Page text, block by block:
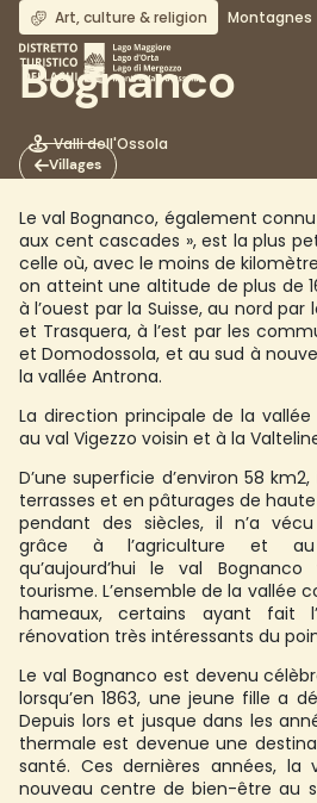
Aller
au
contenu
principal
Villages
Art, culture & religion Montagnes
Bognanco
Valli dell'Ossola
Le val Bognanco, également
aux cent cascades », est la plus
celle où, avec le moins de
on atteint une altitude de plus de
à l’ouest par la Suisse, au nord
et Trasquera, à l’est par les
et Domodossola, et au sud à
la vallée Antrona.
La direction principale de la
au val Vigezzo voisin et à la
D’une superficie d’environ 58
terrasses et en pâturages de
pendant des siècles, il n’a
grâce à l’agriculture et au
qu’aujourd’hui le val
tourisme. L’ensemble de la vallée
hameaux, certains ayant fait
rénovation très intéressants du
Le val Bognanco est devenu
lorsqu’en 1863, une jeune fille a
Depuis lors et jusque dans les
thermale est devenue une
santé. Ces dernières années, la
nouveau centre de bien-être au